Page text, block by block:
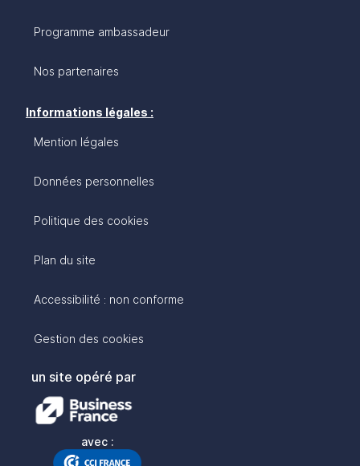
Programme ambassadeur
Nos partenaires
Informations légales :
Mention légales
Données personnelles
Politique des cookies
Plan du site
Accessibilité : non conforme
Gestion des cookies
un site opéré par
avec :